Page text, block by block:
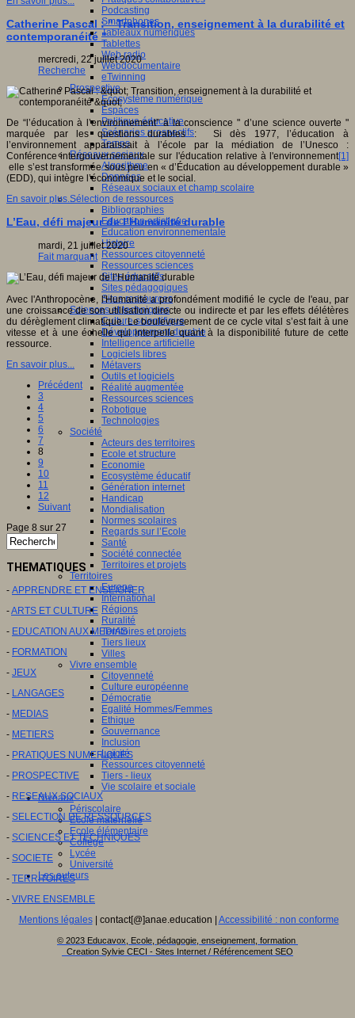
Podcasting
Smartphones
Tableaux numériques
Tablettes
Web radio
Webdocumentaire
eTwinning
Prospective
Ecosystème numérique
Espaces
Politique éducative
Scénarios prospectifs
Temps
Réseaux sociaux
Algorithme
Données
Réseaux sociaux et champ scolaire
Sélection de ressources
Bibliographies
Education artistique
Education environnementale
Histoire
Ressources citoyenneté
Ressources sciences
Sites éducatifs
Sites pédagogiques
Sites ressources
Sciences et techniques
Culture scientifique
Développement durable
Intelligence artificielle
Logiciels libres
Métavers
Outils et logiciels
Réalité augmentée
Ressources sciences
Robotique
Technologies
Société
Acteurs des territoires
Ecole et structure
Economie
Ecosystème éducatif
Génération internet
Handicap
Mondialisation
Normes scolaires
Regards sur l’Ecole
Santé
Société connectée
Territoires et projets
Territoires
Europe
International
Régions
Ruralité
Territoires et projets
Tiers lieux
Villes
Vivre ensemble
Citoyenneté
Culture européenne
Démocratie
Egalité Hommes/Femmes
Ethique
Gouvernance
Inclusion
Laïcité
Ressources citoyenneté
Tiers - lieux
Vie scolaire et sociale
Niveaux
Périscolaire
Ecole maternelle
Ecole élémentaire
Collège
Lycée
Université
Les auteurs
Catherine Pascal : " Transition, enseignement à la durabilité et
contemporanéité "
mercredi, 22 juillet 2020
Recherche
De “l’éducation à l’environnement” à la conscience " d’une science ouverte "
marquée par les questions durables : Si dès 1977, l’éducation à
l’environnement apparaissait à l’école par la médiation de l’Unesco :
Conférence intergouvernementale sur l'éducation relative à l'environnement[1]
elle s’est transformée sous peu en « d’Éducation au développement durable »
(EDD), qui intègre l’économique et le social.
En savoir plus...
L’Eau, défi majeur de l’Humanité durable
mardi, 21 juillet 2020
Fait marquant
Avec l'Anthropocène, l'Humanité a profondément modifié le cycle de l'eau, par
une croissance de son utilisation directe ou indirecte et par les effets délétères
du dérèglement climatique. Le bouleversement de ce cycle vital s’est fait à une
vitesse et à une échelle qui interpelle quant à la disponibilité future de cette
ressource.
En savoir plus...
Précédent
3
4
5
6
7
8
9
10
11
12
Suivant
Page 8 sur 27
THEMATIQUES
- APPRENDRE ET ENSEIGNER
-ARTS ET CULTURE
- EDUCATION AUX MEDIAS
- FORMATION
- JEUX
- LANGAGES
- MEDIAS
- METIERS
- PRATIQUES NUMERIQUES
- PROSPECTIVE
- RESEAUX SOCIAUX
- SELECTION DE RESSOURCES
- SCIENCES ET TECHNIQUES
- SOCIETE
- TERRITOIRES
- VIVRE ENSEMBLE
Mentions légales| contact[@]anae.education | Accessibilité : non conforme
© 2023 Educavox, Ecole, pédagogie, enseignement, formation
Creation Sylvie CECI - Sites Internet / Référencement SEO